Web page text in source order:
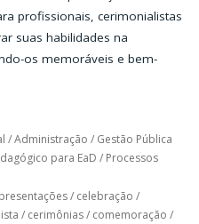
profissionais, cerimonialistas
suas habilidades na
os memoráveis e bem-
/Administração / Gestão Pública
para EaD / Processos
/ celebração /
/ cerimônias/ comemoração /